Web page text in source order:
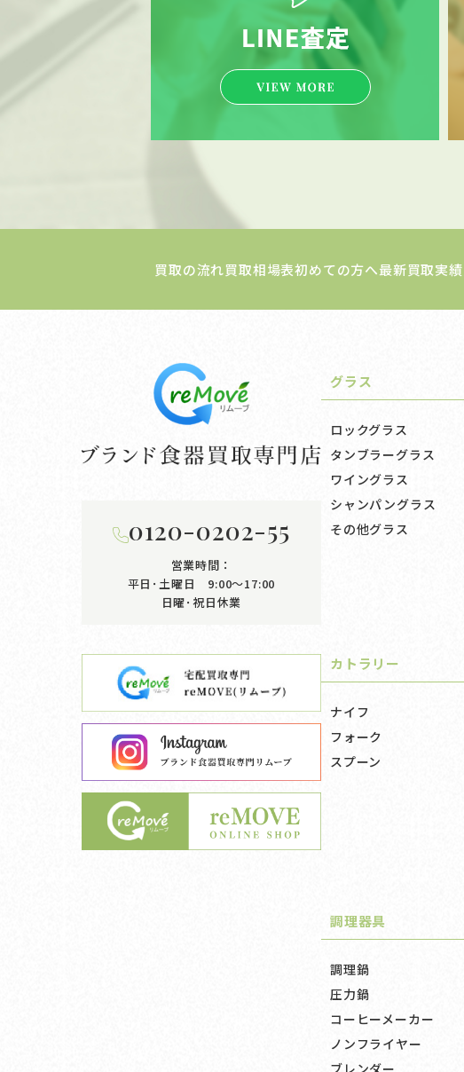
買取の流れ買取相場表初めての方へ最新買取実績
グラス
ロックグラス
タンブラーグラス
ワイングラス
シャンパングラス
その他グラス
カトラリー
ナイフ
フォーク
スプーン
調理器具
調理鍋
圧力鍋
コーヒーメーカー
ノンフライヤー
ブレンダー
0120-0202-55
営業時間：
平日･土曜日 9:00〜17:00
日曜･祝日休業